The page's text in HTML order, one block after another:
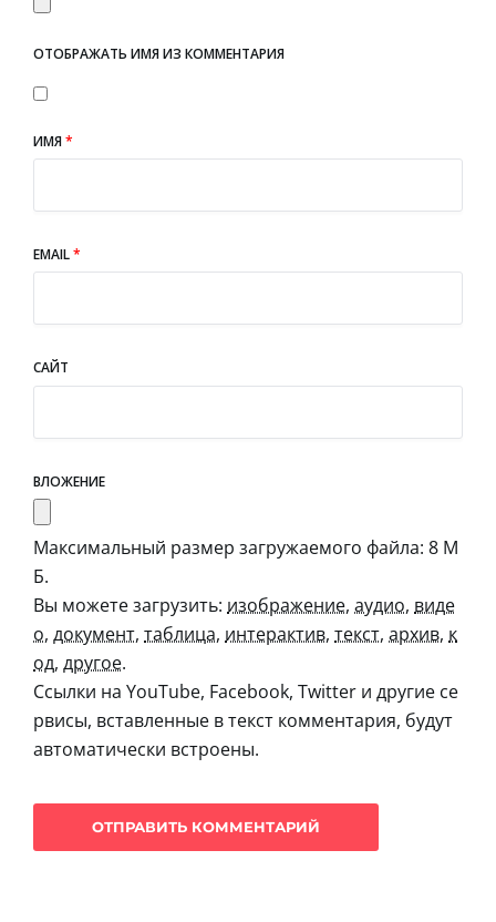
ОТОБРАЖАТЬ ИМЯ ИЗ КОММЕНТАРИЯ
ИМЯ*
EMAIL*
САЙТ
ВЛОЖЕНИЕ
Максимальный размер загружаемого файла: 8 М
Б.
Вы можете загрузить: изображение, аудио, виде
о, документ, таблица, интерактив, текст, архив, к
од, другое.
Ссылки на YouTube, Facebook, Twitter и другие се
рвисы, вставленные в текст комментария, будут
автоматически встроены.